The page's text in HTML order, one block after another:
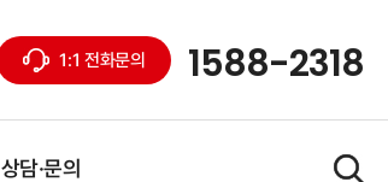
1:1 전화문의 1588-2318
상담·문의